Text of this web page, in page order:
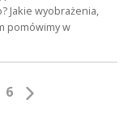
Jakie wyobrażenia,
pomówimy w
6